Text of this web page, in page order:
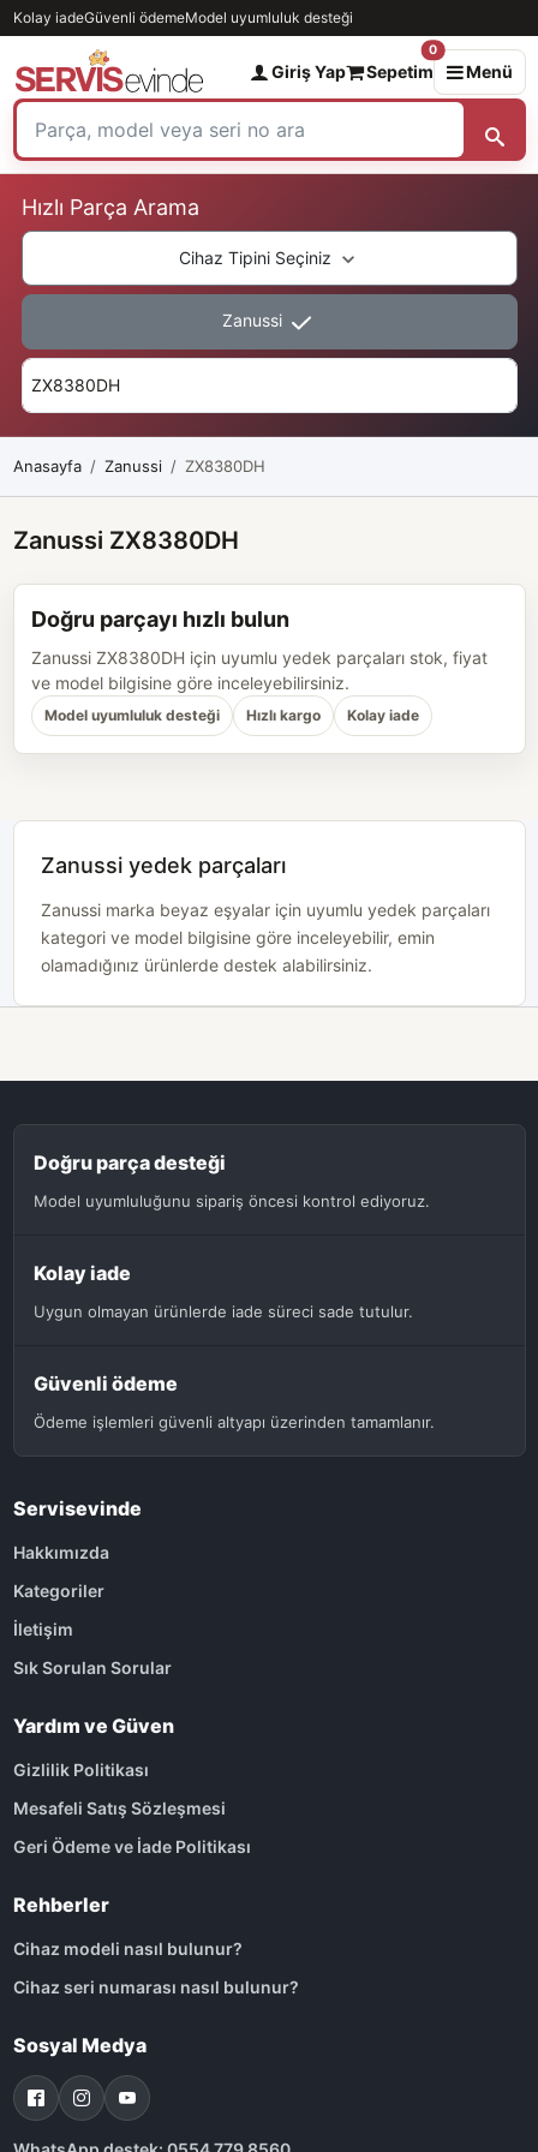
Kolay iadeGüvenli ödemeModel uyumluluk desteği
Giriş Yap Sepetim
0
Menü
Hızlı Parça Arama
Cihaz Tipini Seçiniz
Zanussi
Anasayfa Zanussi ZX8380DH
Zanussi ZX8380DH
Doğru parçayı hızlı bulun
Zanussi ZX8380DH için uyumlu yedek parçaları stok, fiyat
ve model bilgisine göre inceleyebilirsiniz.
Model uyumluluk desteği Hızlı kargo Kolay iade
Zanussi yedek parçaları
Zanussi marka beyaz eşyalar için uyumlu yedek parçaları
kategori ve model bilgisine göre inceleyebilir, emin
olamadığınız ürünlerde destek alabilirsiniz.
Doğru parça desteği
Model uyumluluğunu sipariş öncesi kontrol ediyoruz.
Kolay iade
Uygun olmayan ürünlerde iade süreci sade tutulur.
Güvenli ödeme
Ödeme işlemleri güvenli altyapı üzerinden tamamlanır.
Servisevinde
Hakkımızda
Kategoriler
İletişim
Sık Sorulan Sorular
Yardım ve Güven
Gizlilik Politikası
Mesafeli Satış Sözleşmesi
Geri Ödeme ve İade Politikası
Rehberler
Cihaz modeli nasıl bulunur?
Cihaz seri numarası nasıl bulunur?
Sosyal Medya